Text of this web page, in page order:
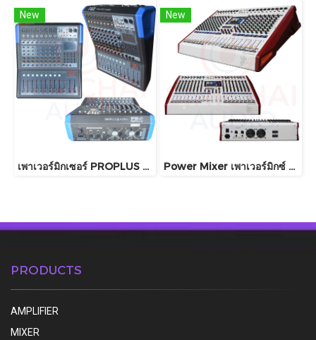
New
เพาเวอร์มิกเซอร์ PROPLUS รุ่น PRO-GT8
New
Power Mixer เพาเวอร์มิกซ์ NPE รุ่น PG16PRO
PRODUCTS
AMPLIFIER
MIXER